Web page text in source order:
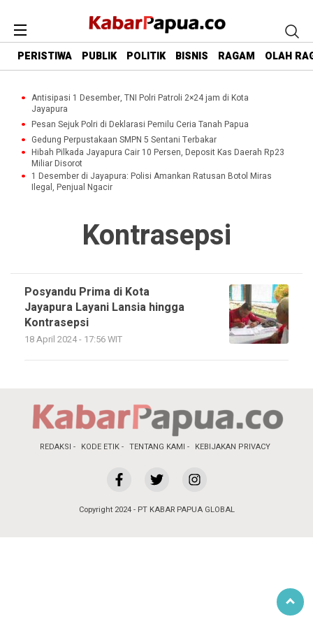
PERISTIWA PUBLIK POLITIK BISNIS RAGAM OLAH
Antisipasi 1 Desember, TNI Polri Patroli 2×24 jam di Kota
Jayapura
Pesan Sejuk Polri di Deklarasi Pemilu Ceria Tanah Papua
Gedung Perpustakaan SMPN 5 Sentani Terbakar
Hibah Pilkada Jayapura Cair 10 Persen, Deposit Kas Daerah Rp23
Miliar Disorot
1 Desember di Jayapura: Polisi Amankan Ratusan Botol Miras
Ilegal, Penjual Ngacir
Kontrasepsi
Posyandu Prima di Kota
Jayapura Layani Lansia hingga
Kontrasepsi
18 April 2024 - 17:56 WIT
REDAKSI KODE ETIK TENTANG KAMI KEBIJAKAN PRIVACY
Copyright 2024 - PT KABAR PAPUA GLOBAL